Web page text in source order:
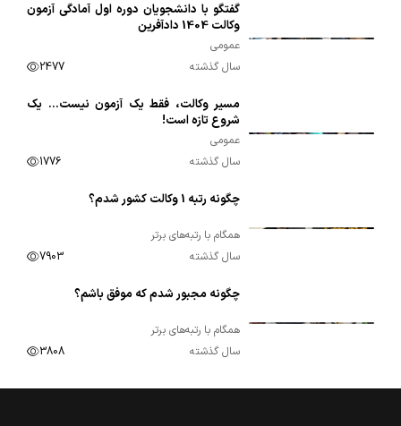
گفتگو با دانشجویان دوره اول آمادگی آزمون
وکالت 1404 دادآفرین
عمومی
سال گذشته
2477
مسیر وکالت، فقط یک آزمون نیست… یک
شروع تازه است!
عمومی
سال گذشته
1776
چگونه رتبه 1 وکالت کشور شدم؟
همگام با رتبه‌های برتر
سال گذشته
7903
چگونه مجبور شدم که موفق باشم؟
همگام با رتبه‌های برتر
سال گذشته
3808